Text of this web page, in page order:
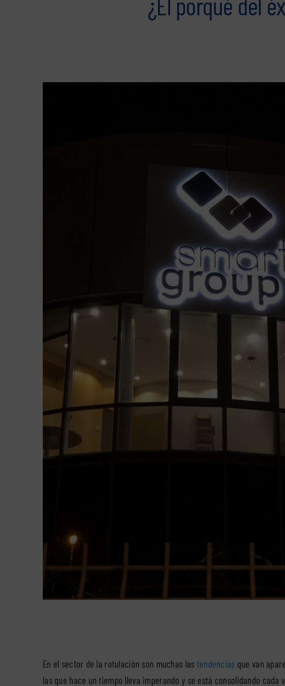
En el sector de la rotulación son muchas las tendencias que van
las que hace un tiempo lleva imperando y se está consolidando cada